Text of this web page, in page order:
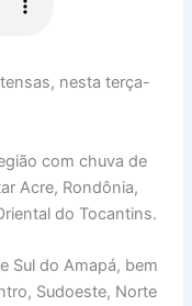
nesta terça-
com chuva de
Acre, Rondônia,
do Tocantins.
Sul do Amapá, bem
Sudoeste, Norte